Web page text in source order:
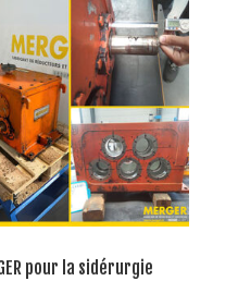
pour la sidérurgie